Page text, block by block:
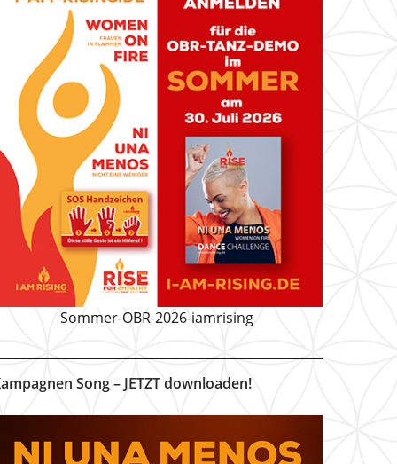
Sommer-OBR-2026-iamrising
Song – JETZT downloaden!